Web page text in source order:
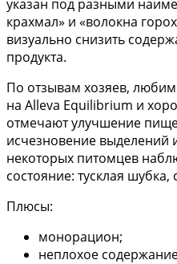
указан под разными
крахмал» и «волокна
визуально снизить
продукта.
По отзывам хозяев,
на Alleva Equilibrium и
отмечают улучшение
исчезновение выделений
некоторых питомцев
состояние: тусклая шубка,
Плюсы:
монорацион;
неплохое